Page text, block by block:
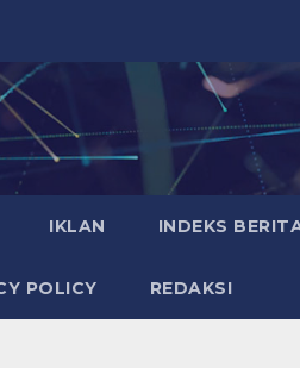
IKLAN INDEKS
POLICY REDAKSI